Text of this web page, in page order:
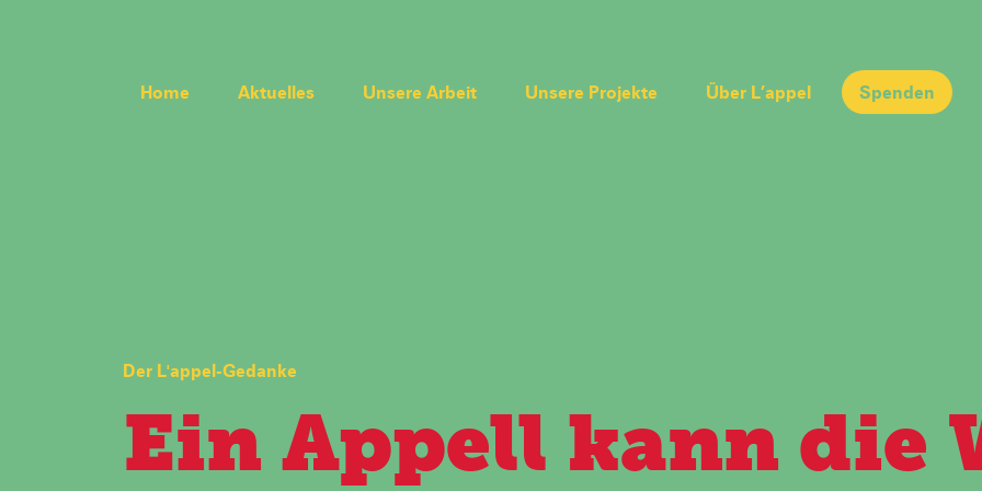
Home Aktuelles Unsere Arbeit Unsere Projekte Über L’appel Spenden
Der L'appel-Gedanke
Ein Appell kann die